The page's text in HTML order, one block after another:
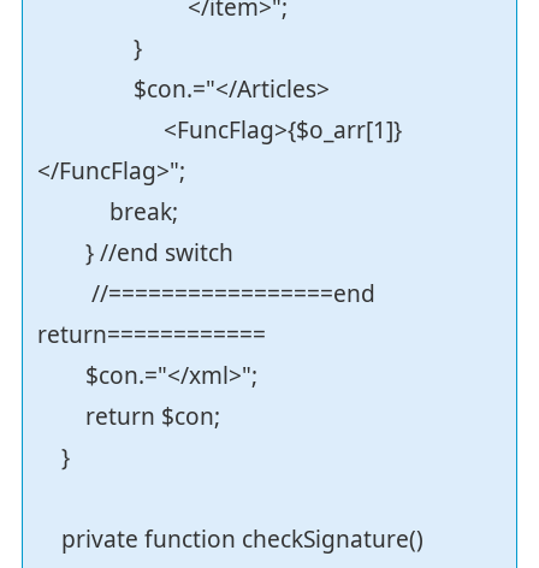
</item>";
}
$con.="</Articles>
<FuncFlag>{$o_arr[1]}
</FuncFlag>";
break;
} //end switch
//=================end
return============
$con.="</xml>";
return $con;
}
private function checkSignature()